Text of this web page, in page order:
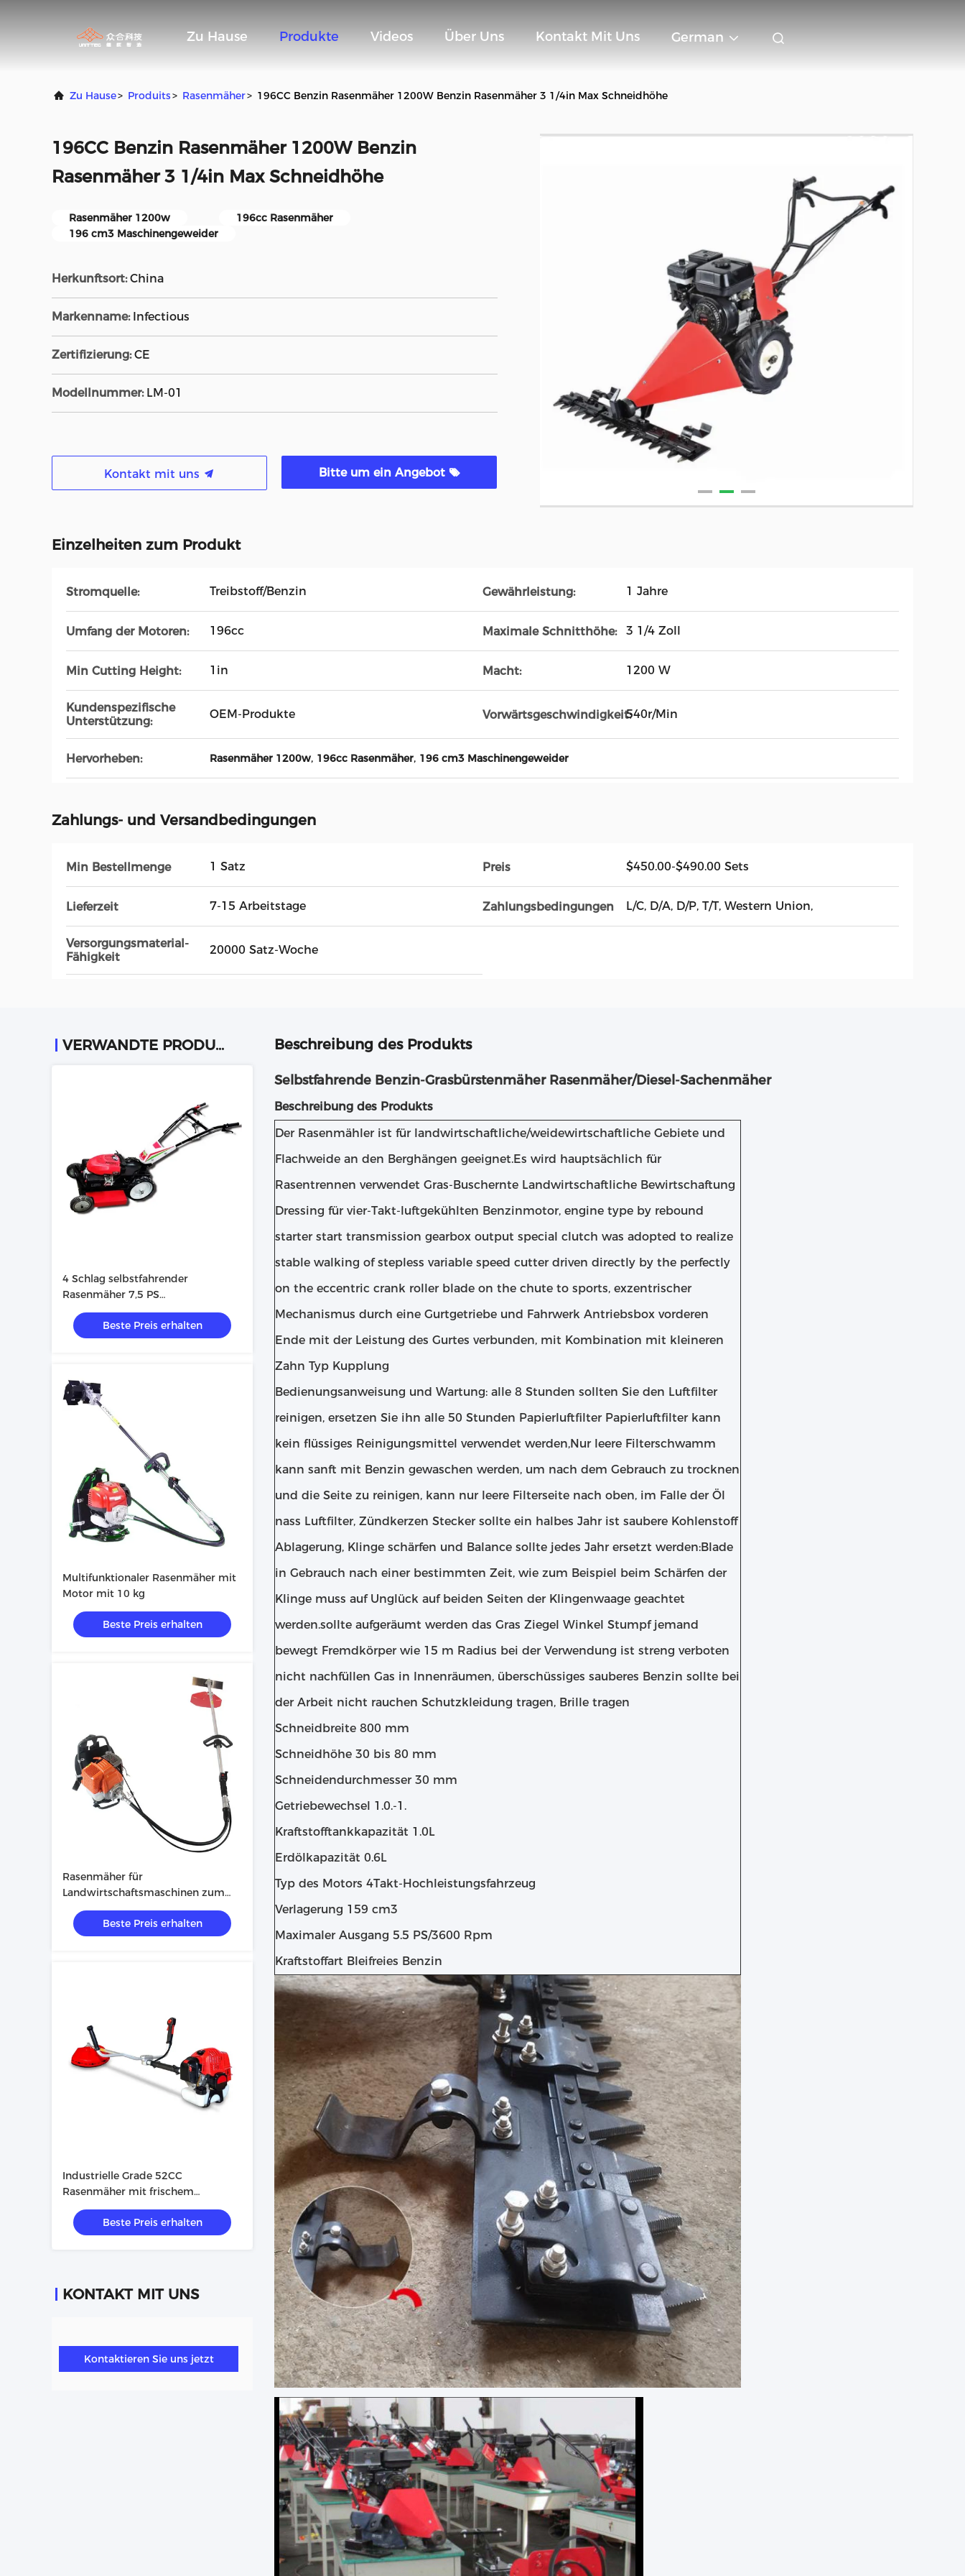
Zu Hause Produkte Videos Über Uns Kontakt Mit Uns German
Zu Hause> Produits> Rasenmäher> 196CC Benzin Rasenmäher 1200W Benzin Rasenmäher 3 1/4in Max Schneidhöhe
196CC Benzin Rasenmäher 1200W Benzin
Rasenmäher 3 1/4in Max Schneidhöhe
Rasenmäher 1200w
196cc Rasenmäher
196 cm3 Maschinengeweider
Herkunftsort: China
Markenname: Infectious
Zertifizierung: CE
Modellnummer: LM-01
Kontakt mit uns Bitte um ein Angebot
Einzelheiten zum Produkt
Stromquelle: Treibstoff/Benzin Gewährleistung: 1 Jahre
Umfang der Motoren: 196cc Maximale Schnitthöhe: 3 1/4 Zoll
Min Cutting Height: 1in Macht: 1200 W
Kundenspezifische
Unterstützung:
OEM-Produkte Vorwärtsgeschwindigkeit:540r/Min
Hervorheben: Rasenmäher 1200w, 196cc Rasenmäher, 196 cm3 Maschinengeweider
Zahlungs- und Versandbedingungen
Min Bestellmenge 1 Satz Preis $450.00-$490.00 Sets
Lieferzeit 7-15 Arbeitstage Zahlungsbedingungen L/C, D/A, D/P, T/T, Western Union,
Versorgungsmaterial-
Fähigkeit
20000 Satz-Woche
VERWANDTE PRODUKTE
4 Schlag selbstfahrender
Rasenmäher 7,5 PS
Landwirtschaftlicher
automatischer Rasenmäher
Beste Preis erhalten
Multifunktionaler Rasenmäher mit
Motor mit 10 kg
Beste Preis erhalten
Rasenmäher für
Landwirtschaftsmaschinen zum
Schneiden und Ausbeuten von
Rasen Einfach zu bedienen 20kg
Beste Preis erhalten
Industrielle Grade 52CC
Rasenmäher mit frischem
Rohmaterial Neues Design mit
geringem Kraftstoffverbrauch
Beste Preis erhalten
KONTAKT MIT UNS
Kontaktieren Sie uns jetzt
Beschreibung des Produkts
Selbstfahrende Benzin-Grasbürstenmäher Rasenmäher/Diesel-Sachenmäher
Beschreibung des Produkts
Der Rasenmähler ist für landwirtschaftliche/weidewirtschaftliche Gebiete und
Flachweide an den Berghängen geeignet.Es wird hauptsächlich für
Rasentrennen verwendet Gras-Buschernte Landwirtschaftliche Bewirtschaftung
Dressing für vier-Takt-luftgekühlten Benzinmotor, engine type by rebound
starter start transmission gearbox output special clutch was adopted to realize
stable walking of stepless variable speed cutter driven directly by the perfectly
on the eccentric crank roller blade on the chute to sports, exzentrischer
Mechanismus durch eine Gurtgetriebe und Fahrwerk Antriebsbox vorderen
Ende mit der Leistung des Gurtes verbunden, mit Kombination mit kleineren
Zahn Typ Kupplung
Bedienungsanweisung und Wartung: alle 8 Stunden sollten Sie den Luftfilter
reinigen, ersetzen Sie ihn alle 50 Stunden Papierluftfilter Papierluftfilter kann
kein flüssiges Reinigungsmittel verwendet werden,Nur leere Filterschwamm
kann sanft mit Benzin gewaschen werden, um nach dem Gebrauch zu trocknen
und die Seite zu reinigen, kann nur leere Filterseite nach oben, im Falle der Öl
nass Luftfilter, Zündkerzen Stecker sollte ein halbes Jahr ist saubere Kohlenstoff
Ablagerung, Klinge schärfen und Balance sollte jedes Jahr ersetzt werden:Blade
in Gebrauch nach einer bestimmten Zeit, wie zum Beispiel beim Schärfen der
Klinge muss auf Unglück auf beiden Seiten der Klingenwaage geachtet
werden.sollte aufgeräumt werden das Gras Ziegel Winkel Stumpf jemand
bewegt Fremdkörper wie 15 m Radius bei der Verwendung ist streng verboten
nicht nachfüllen Gas in Innenräumen, überschüssiges sauberes Benzin sollte bei
der Arbeit nicht rauchen Schutzkleidung tragen, Brille tragen
Schneidbreite 800 mm
Schneidhöhe 30 bis 80 mm
Schneidendurchmesser 30 mm
Getriebewechsel 1.0.-1.
Kraftstofftankkapazität 1.0L
Erdölkapazität 0.6L
Typ des Motors 4Takt-Hochleistungsfahrzeug
Verlagerung 159 cm3
Maximaler Ausgang 5.5 PS/3600 Rpm
Kraftstoffart Bleifreies Benzin